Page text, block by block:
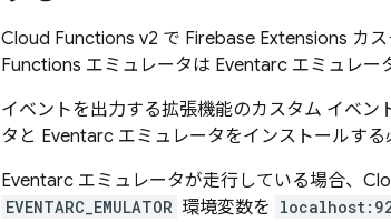
Cloud Functions v2 で Firebase Extensions カ
Functions エミュレータは Eventarc エミュレー
イベントを出力する拡張機能のカスタム イベン
タと Eventarc エミュレータをインストールする
Eventarc エミュレータが走行している場合、
EVENTARC_EMULATOR 環境変数を